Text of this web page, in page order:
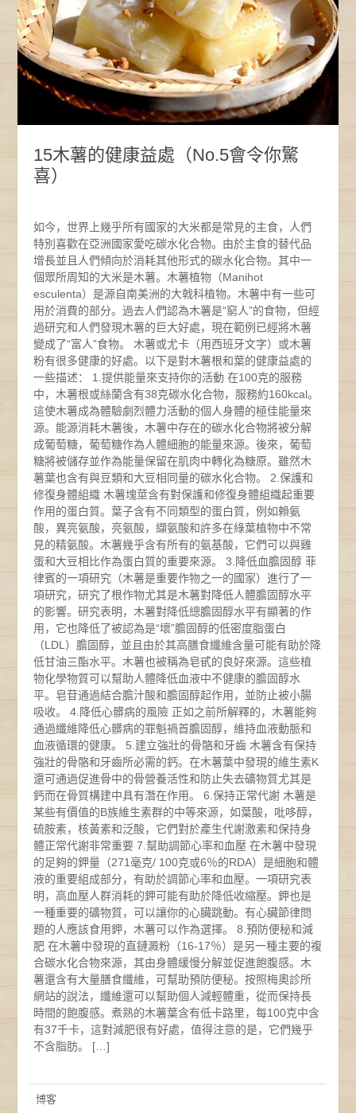
15木薯的健康益處（No.5會令你驚
喜）
如今，世界上幾乎所有國家的大米都是常見的主食，人們
特別喜歡在亞洲國家愛吃碳水化合物。由於主食的替代品
增長並且人們傾向於消耗其他形式的碳水化合物。其中一
個眾所周知的大米是木薯。木薯植物（Manihot
esculenta）是源自南美洲的大戟科植物。木薯中有一些可
用於消費的部分。過去人們認為木薯是“窮人”的食物，但經
過研究和人們發現木薯的巨大好處，現在範例已經將木薯
變成了“富人”食物。 木薯或尤卡（用西班牙文字）或木薯
粉有很多健康的好處。以下是對木薯根和葉的健康益處的
一些描述： 1.提供能量來支持你的活動 在100克的服務
中，木薯根或絲蘭含有38克碳水化合物，服務約160kcal。
這使木薯成為體驗劇烈體力活動的個人身體的極佳能量來
源。能源消耗木薯後，木薯中存在的碳水化合物將被分解
成葡萄糖，葡萄糖作為人體細胞的能量來源。後來，葡萄
糖將被儲存並作為能量保留在肌肉中轉化為糖原。雖然木
薯葉也含有與豆類和大豆相同量的碳水化合物。 2.保護和
修復身體組織 木薯塊莖含有對保護和修復身體組織起重要
作用的蛋白質。葉子含有不同類型的蛋白質，例如賴氨
酸，異亮氨酸，亮氨酸，纈氨酸和許多在綠葉植物中不常
見的精氨酸。木薯幾乎含有所有的氨基酸，它們可以與雞
蛋和大豆相比作為蛋白質的重要來源。 3.降低血膽固醇 菲
律賓的一項研究（木薯是重要作物之一的國家）進行了一
項研究，研究了根作物尤其是木薯對降低人體膽固醇水平
的影響。研究表明，木薯對降低總膽固醇水平有顯著的作
用，它也降低了被認為是“壞”膽固醇的低密度脂蛋白
（LDL）膽固醇，並且由於其高膳食纖維含量可能有助於降
低甘油三酯水平。木薯也被稱為皂甙的良好來源。這些植
物化學物質可以幫助人體降低血液中不健康的膽固醇水
平。皂苷通過結合膽汁酸和膽固醇起作用，並防止被小腸
吸收。 4.降低心髒病的風險 正如之前所解釋的，木薯能夠
通過纖維降低心髒病的罪魁禍首膽固醇，維持血液動脈和
血液循環的健康。 5.建立強壯的骨骼和牙齒 木薯含有保持
強壯的骨骼和牙齒所必需的鈣。在木薯葉中發現的維生素K
還可通過促進骨中的骨營養活性和防止失去礦物質尤其是
鈣而在骨質構建中具有潛在作用。 6.保持正常代謝 木薯是
某些有價值的B族維生素群的中等來源，如葉酸，吡哆醇，
硫胺素，核黃素和泛酸，它們對於產生代謝激素和保持身
體正常代謝非常重要 7.幫助調節心率和血壓 在木薯中發現
的足夠的鉀量（271毫克/ 100克或6％的RDA）是細胞和體
液的重要組成部分，有助於調節心率和血壓。一項研究表
明，高血壓人群消耗的鉀可能有助於降低收縮壓。鉀也是
一種重要的礦物質，可以讓你的心臟跳動。有心臟節律問
題的人應該食用鉀，木薯可以作為選擇。 8.預防便秘和減
肥 在木薯中發現的直鏈澱粉（16-17％）是另一種主要的複
合碳水化合物來源，其由身體緩慢分解並促進飽腹感。木
薯還含有大量膳食纖維，可幫助預防便秘。按照梅奧診所
網站的說法，纖維還可以幫助個人減輕體重，從而保持長
時間的飽腹感。煮熟的木薯葉含有低卡路里，每100克中含
有37千卡，這對減肥很有好處，值得注意的是，它們幾乎
不含脂肪。 […]
博客